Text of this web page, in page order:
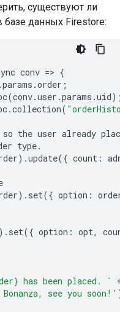
существуют ли
базе данных Firestore:
conv => {
.params .order ;
(conv.user .params .uid
.collection(
so the user already
type.
) .update({ count:
) . set({ option:
) . set({ option: opt,
has been placed. `
see you soon!'